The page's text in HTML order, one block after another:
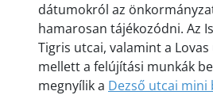
dátumokról az
hamarosan tájékozódni. Az
Tigris utcai, valamint a
mellett a felújítási munkák
megnyílik a Dezső utcai mini